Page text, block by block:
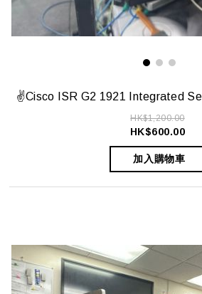
HK$1,200.00
HK$600.00
加入購物車